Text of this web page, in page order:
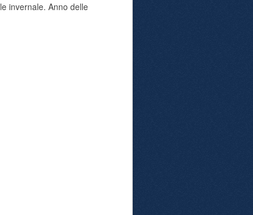
invernale. Anno delle